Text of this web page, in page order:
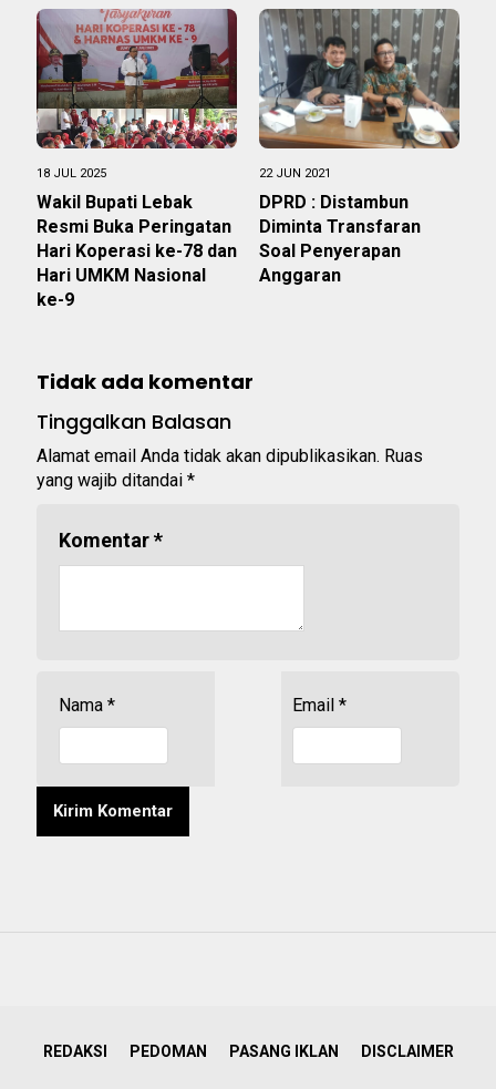
18 JUL 2025
Wakil Bupati Lebak
Resmi Buka Peringatan
Hari Koperasi ke-78 dan
Hari UMKM Nasional
ke-9
22 JUN 2021
DPRD : Distambun
Diminta Transfaran
Soal Penyerapan
Anggaran
Tidak ada komentar
Tinggalkan Balasan
Alamat email Anda tidak akan dipublikasikan. Ruas
yang wajib ditandai *
Komentar*
Nama * Email *
REDAKSI PEDOMAN PASANG IKLAN DISCLAIMER